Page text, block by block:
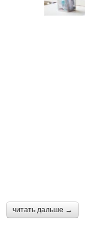
читать дальше →